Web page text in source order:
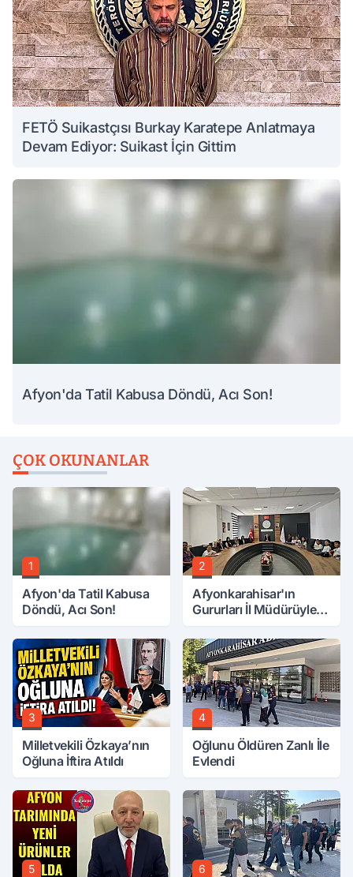
FETÖ Suikastçısı Burkay Karatepe Anlatmaya
Devam Ediyor: Suikast İçin Gittim
Afyon'da Tatil Kabusa Döndü, Acı Son!
ÇOK OKUNANLAR
1
Afyon'da Tatil Kabusa
Döndü, Acı Son!
2
Afyonkarahisar'ın
Gururları İl Müdürüyle
3
Milletvekili Özkaya’nın
Oğluna İftira Atıldı
4
Oğlunu Öldüren Zanlı İle
Evlendi
5 6